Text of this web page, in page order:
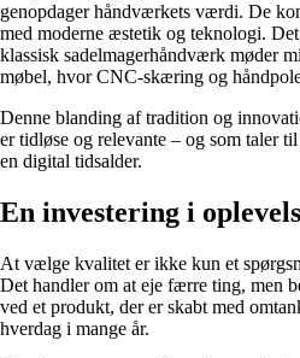
genopdager håndværkets værdi. De
med moderne æstetik og teknologi.
klassisk sadelmagerhåndværk møder
møbel, hvor CNC-skæring og
Denne blanding af tradition og
er tidløse og relevante – og som taler
en digital tidsalder.
En investering i
At vælge kvalitet er ikke kun et
Det handler om at eje færre ting, men
ved et produkt, der er skabt med
hverdag i mange år.